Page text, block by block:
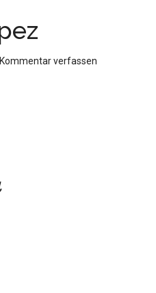
Kommentar verfassen